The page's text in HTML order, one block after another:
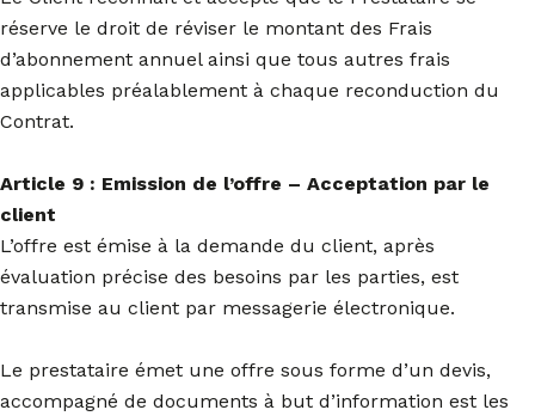
réserve le droit de réviser le montant des Frais
d’abonnement annuel ainsi que tous autres frais
applicables préalablement à chaque reconduction du
Contrat.
Article 9 : Emission de l’offre – Acceptation par le
client
L’offre est émise à la demande du client, après
évaluation précise des besoins par les parties, est
transmise au client par messagerie électronique.
Le prestataire émet une offre sous forme d’un devis,
accompagné de documents à but d’information est les